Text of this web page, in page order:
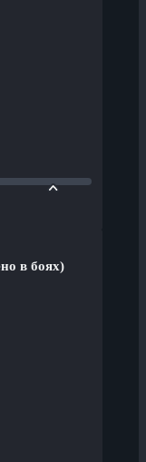
в боях)